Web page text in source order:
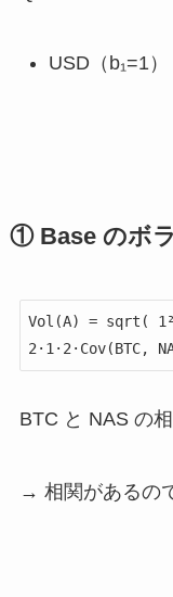
USD（b₁=1）
① Base のボ
Vol(A) = sqrt(
BTC と NAS の
→ 相関があるの